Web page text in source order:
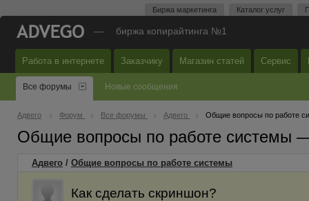
Биржа маркетинга Каталог услуг
— биржа копирайтинга №1
Работа в интернете Заказчику Магазин статей Сервис
Все форумы Новые сообщения
Адвего Форум Все форумы Адвего Общие вопросы по работе
Общие вопросы по работе системы
Адвего / Общие вопросы по работе системы
Как сделать скриншон?